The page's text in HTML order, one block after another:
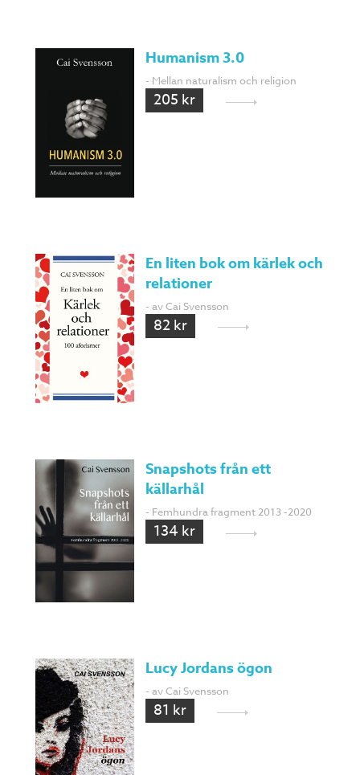
Humanism 3.0
- Mellan naturalism och religion
205 kr
En liten bok om kärlek och
relationer
- av Cai Svensson
82 kr
Snapshots från ett
källarhål
- Femhundra fragment 2013 -2020
134 kr
Lucy Jordans ögon
- av Cai Svensson
81 kr